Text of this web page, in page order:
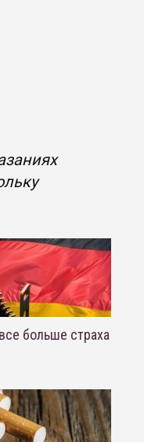
больше страха